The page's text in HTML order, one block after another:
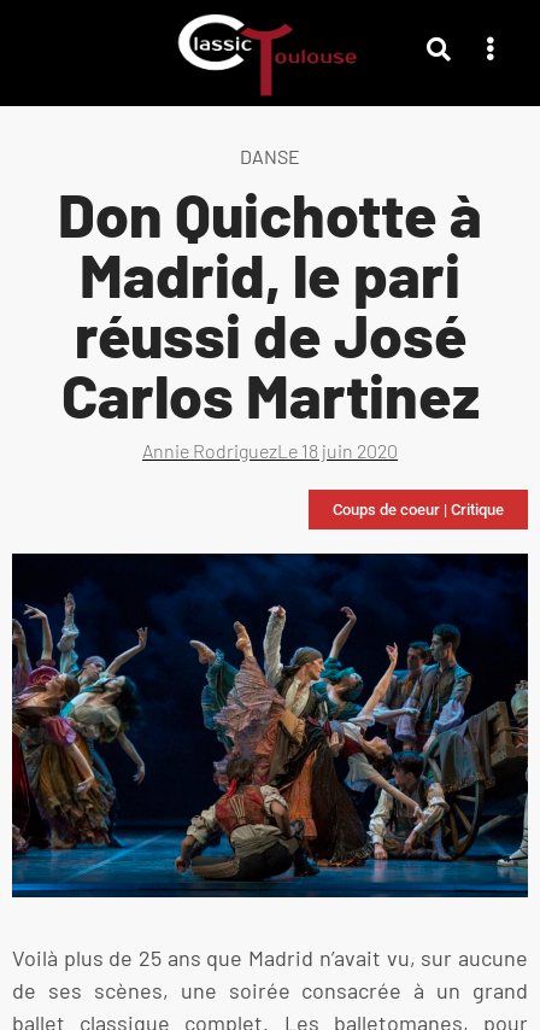
DANSE
Don Quichotte à
Madrid, le pari
réussi de José
Carlos Martinez
Annie RodriguezLe 18 juin 2020
Coups de coeur | Critique
Voilà plus de 25 ans que Madrid n’avait vu, sur aucune
de ses scènes, une soirée consacrée à un grand
ballet classique complet. Les balletomanes, pour